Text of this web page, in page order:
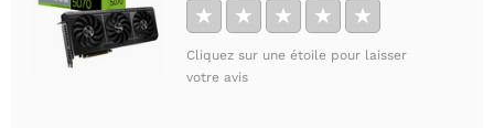
★ ★ ★ ★ ★
Cliquez sur une étoile pour laisser
votre avis